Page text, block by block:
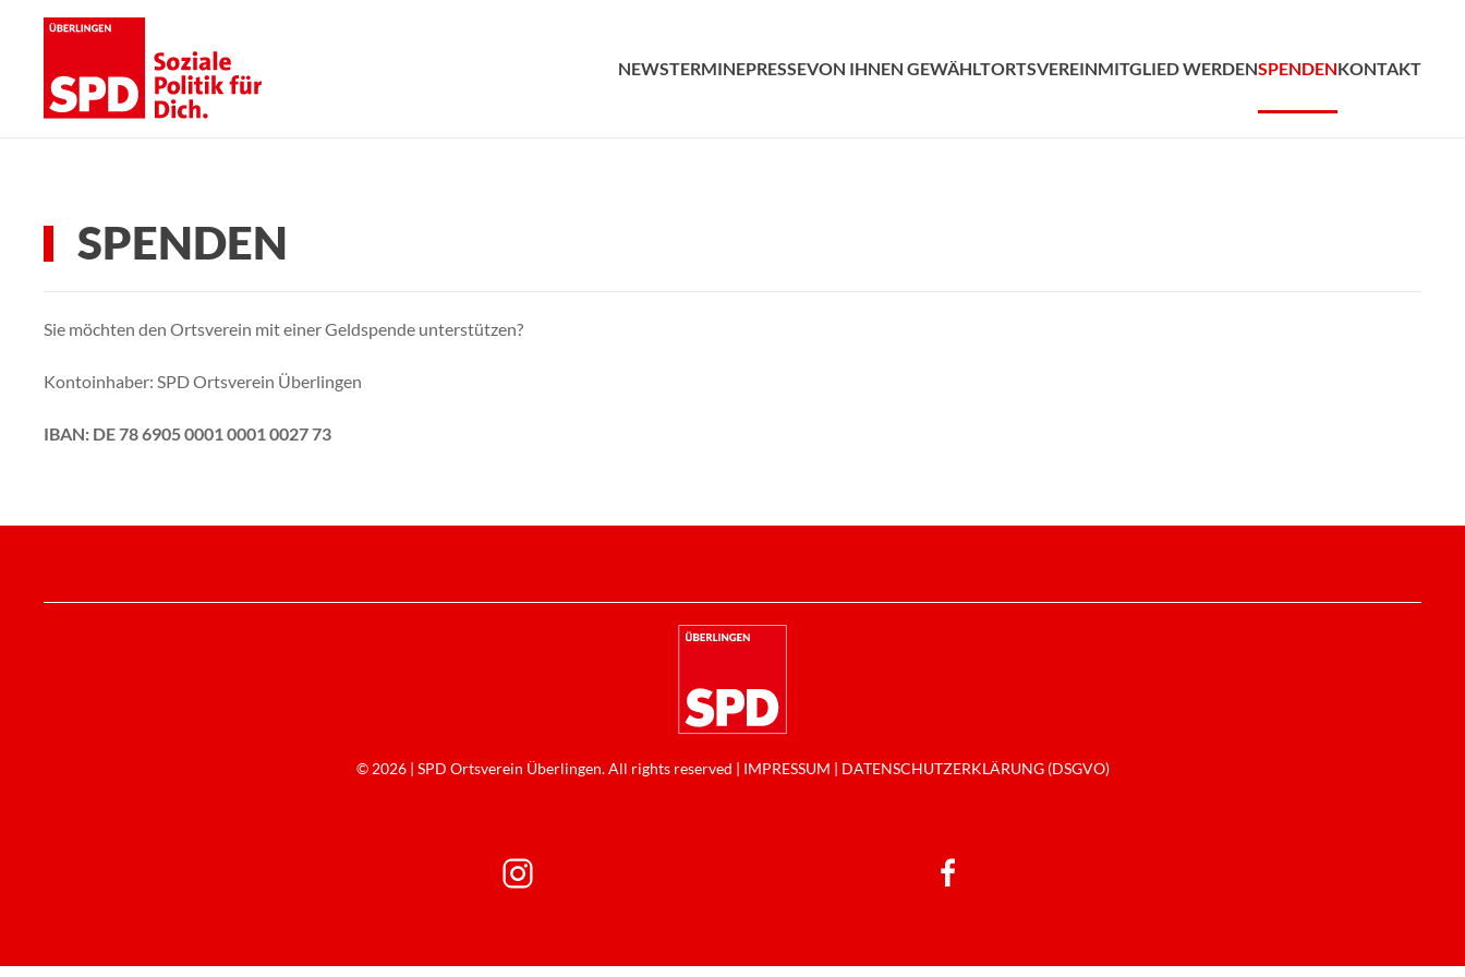
Skip to main content NEWSTERMINEPRESSEVON IHNEN GEWÄHLTORTSVEREINMITGLIED WERDENSPENDENKONTAKT
SPENDEN
Sie möchten den Ortsverein mit einer Geldspende unterstützen?
Kontoinhaber: SPD Ortsverein Überlingen
IBAN: DE 78 6905 0001 0001 0027 73
© 2026 | SPD Ortsverein Überlingen. All rights reserved | IMPRESSUM | DATENSCHUTZERKLÄRUNG (DSGVO)